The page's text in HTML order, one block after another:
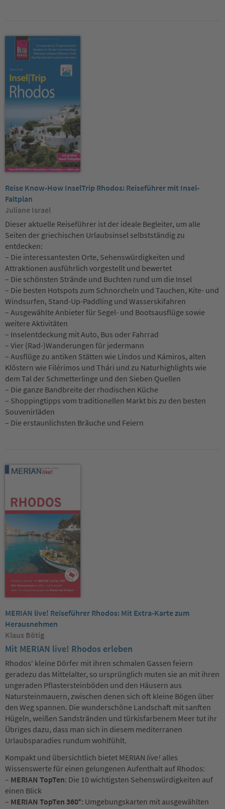
Reise Know-How InselTrip Rhodos: Reiseführer mit Insel-
Faltplan
Juliane Israel
Dieser aktuelle Reiseführer ist der ideale Begleiter, um alle
Seiten der griechischen Urlaubsinsel selbstständig zu
entdecken:
– Die interessantesten Orte, Sehenswürdigkeiten und
Attraktionen ausführlich vorgestellt und bewertet
– Die schönsten Strände und Buchten rund um die Insel
– Die besten Hotspots zum Schnorcheln und Tauchen, Kite- und
Windsurfen, Stand-Up-Paddling und Wasserskifahren
– Ausgewählte Anbieter für Segel- und Bootsausflüge sowie
weitere Aktivitäten
– Inselentdeckung mit Auto, Bus oder Fahrrad
– Vier (Rad-)Wanderungen für jedermann
– Ausflüge zu antiken Stätten wie Líndos und Kámiros, alten
Klöstern wie Filérimos und Thári und zu Naturhighlights wie
dem Tal der Schmetterlinge und den Sieben Quellen
– Die ganze Bandbreite der rhodischen Küche
– Shoppingtipps vom traditionellen Markt bis zu den besten
Souvenirläden
– Die erstaunlichsten Bräuche und Feiern
MERIAN live! Reiseführer Rhodos: Mit Extra-Karte zum
Herausnehmen
Klaus Bötig
Mit MERIAN live! Rhodos erleben
Rhodos‘ kleine Dörfer mit ihren schmalen Gassen feiern
geradezu das Mittelalter, so ursprünglich muten sie an mit ihren
ungeraden Pflastersteinböden und den Häusern aus
Natursteinmauern, zwischen denen sich oft kleine Bögen über
den Weg spannen. Die wunderschöne Landschaft mit sanften
Hügeln, weißen Sandstränden und türkisfarbenem Meer tut ihr
Übriges dazu, dass man sich in diesem mediterranen
Urlaubsparadies rundum wohlfühlt.
Kompakt und übersichtlich bietet MERIAN live! alles
Wissenswerte für einen gelungenen Aufenthalt auf Rhodos:
– MERIAN TopTen: Die 10 wichtigsten Sehenswürdigkeiten auf
einen Blick
– MERIAN TopTen 360°: Umgebungskarten mit ausgewählten